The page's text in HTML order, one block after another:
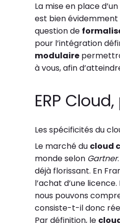
La mise en place
est bien
question de
pour l’intégration
modulaire
à vous, afin
ERP
Les spécificités du
Le marché du cloud
monde selon Gartner
déjà florissant. En
l’achat d’une
nous pouvons
consiste-t-il donc
Par définition, le